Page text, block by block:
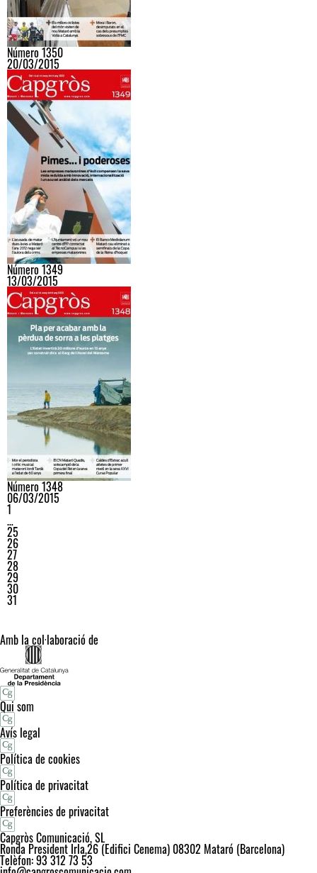
Número 1350
20/03/2015
Número 1349
13/03/2015
Número 1348
06/03/2015
1
…
25
26
27
28
29
30
31
Amb la col·laboració de
Qui som
Avís legal
Política de cookies
Política de privacitat
Preferències de privacitat
Capgròs Comunicació, SL
Ronda President Irla,26 (Edifici Cenema) 08302 Mataró (Barcelona)
Telèfon: 93 312 73 53